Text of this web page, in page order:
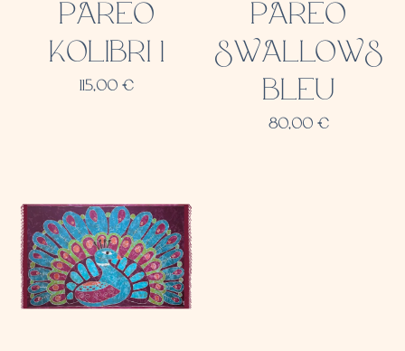
PAREO
KOLIBRI 1
115,00 €
PAREO
SWALLOWS
BLEU
80,00 €